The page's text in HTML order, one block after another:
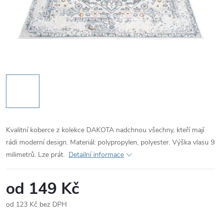
Kvalitní koberce z kolekce DAKOTA nadchnou všechny, kteří mají
rádi moderní design. Materiál: polypropylen, polyester. Výška vlasu 9
milimetrů. Lze prát. Detailní informace
od 149 Kč
od 123 Kč bez DPH